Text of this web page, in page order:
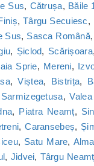
Sus, Cătrușa, Băile
,Târgu Secuiesc,
Sus, Sasca Română,
, Șiclod, Scărișoara,
Sprie, Mereni,
,Viștea, Bistrița,
Sarmizegetusa,
, Piatra Neamț,
,Caransebeș,
, Satu Mare,
, Jidvei, Târgu Neamț